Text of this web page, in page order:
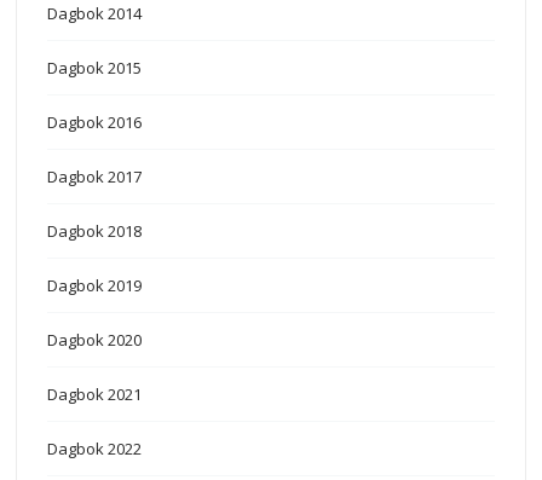
Dagbok 2014
Dagbok 2015
Dagbok 2016
Dagbok 2017
Dagbok 2018
Dagbok 2019
Dagbok 2020
Dagbok 2021
Dagbok 2022